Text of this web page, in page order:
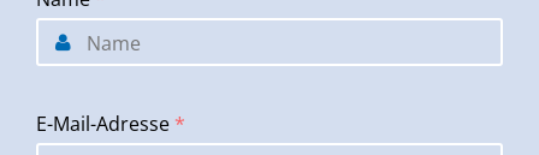
E-Mail-Adresse *